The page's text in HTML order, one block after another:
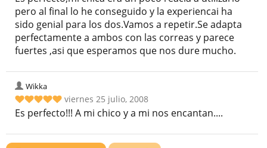
pero al final lo he conseguido y la experiencai ha
sido genial para los dos.Vamos a repetir.Se adapta
perfectamente a ambos con las correas y parece
fuertes ,asi que esperamos que nos dure mucho.
Wikka
viernes 25 julio, 2008
Es perfecto!!! A mi chico y a mi nos encantan....